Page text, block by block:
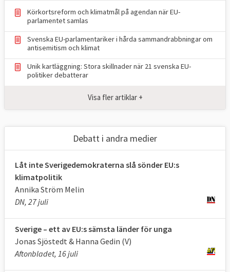
för att ett förslag ska kunna bli EU-lag men
det finns områden som skattepolitik och
utrikespolitik där medlemsländerna har
vetorätt och eventuella beslut tas av
ministerrådet.
medbeslutande i frågor som rör tull,
handel och vissa internationella avtal och
EU:s budget, delar av arbetsrätten, vissa
sociala frågor, migrations- och
gränspolitiken, brottsbekämpningen,
transportfrågor, inre marknaden,
regionalpolitiken, miljö, energi, forskning
och bistånd.
Godkänner EU-kommissionen och
granskar EU
Europaparlamentet utövar kontroll över EU:s
Körkortsreform och klimatmål på agendan när EU-
parlamentet samlas
Svenska EU-parlamentariker i hårda sammandrabbningar om
antisemitism och klimat
Unik kartläggning: Stora skillnader när 21 svenska EU-
politiker debatterar
Visa fler artiklar +
Debatt i andra medier
Låt inte Sverigedemokraterna slå sönder EU:s
klimatpolitik
Annika Ström Melin
DN, 27 juli
Sverige – ett av EU:s sämsta länder för unga
Jonas Sjöstedt & Hanna Gedin (V)
Aftonbladet, 16 juli